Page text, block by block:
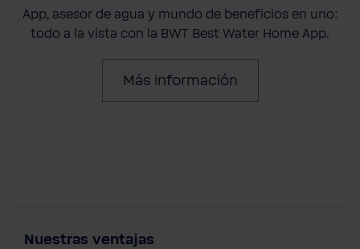
App, asesor de agua y mundo de beneficios en uno:
todo a la vista con la BWT Best Water Home App.
Más información
Nuestras ventajas